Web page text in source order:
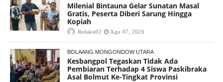
Milenial Bintauna Gelar Sunatan Masal
Gratis, Peserta Diberi Sarung Hingga
Kopiah
Redaksi02 Agu 07, 2026
BOLAANG MONGONDOW UTARA
Kesbangpol Tegaskan Tidak Ada
Pembiaran Terhadap 4 Siswa Paskibraka
Asal Bolmut Ke-Tingkat Provinsi